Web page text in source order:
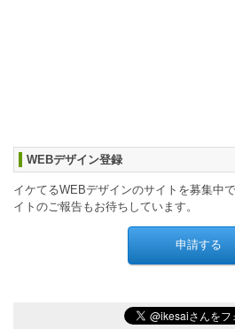
WEBデザイン登録
イケてるWEBデザインのサイトを募集中
イトのご報告もお待ちしています。